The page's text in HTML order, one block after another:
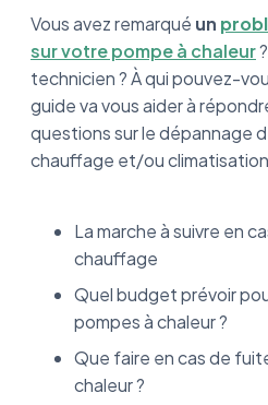
Vous avez remarqué un
sur votre pompe à chaleur
technicien ? À qui pouvez-
guide va vous aider à
questions sur le dépannage
chauffage et/ou
La marche à suivre en
chauffage
Quel budget prévoir
pompes à chaleur ?
Que faire en cas de
chaleur ?